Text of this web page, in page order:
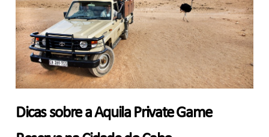
Dicas sobre a Aquila Private Game